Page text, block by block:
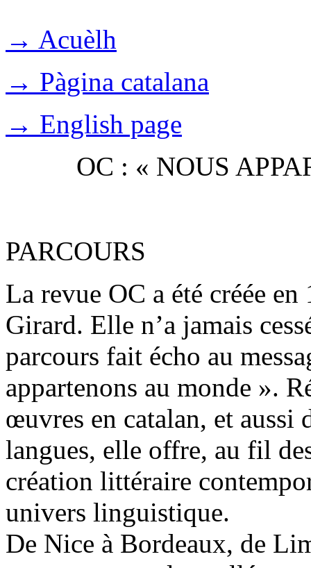
→ Acuèlh
→ Pàgina catalana
→ English page
OC : « NOUS
PARCOURS
La revue OC a été créée
Girard. Elle n’a jamais
parcours fait écho au
appartenons au monde ».
œuvres en catalan, et aussi
langues, elle offre, au fil
création littéraire
univers linguistique.
De Nice à Bordeaux, de